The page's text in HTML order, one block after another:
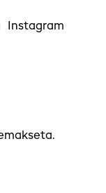
Instagram